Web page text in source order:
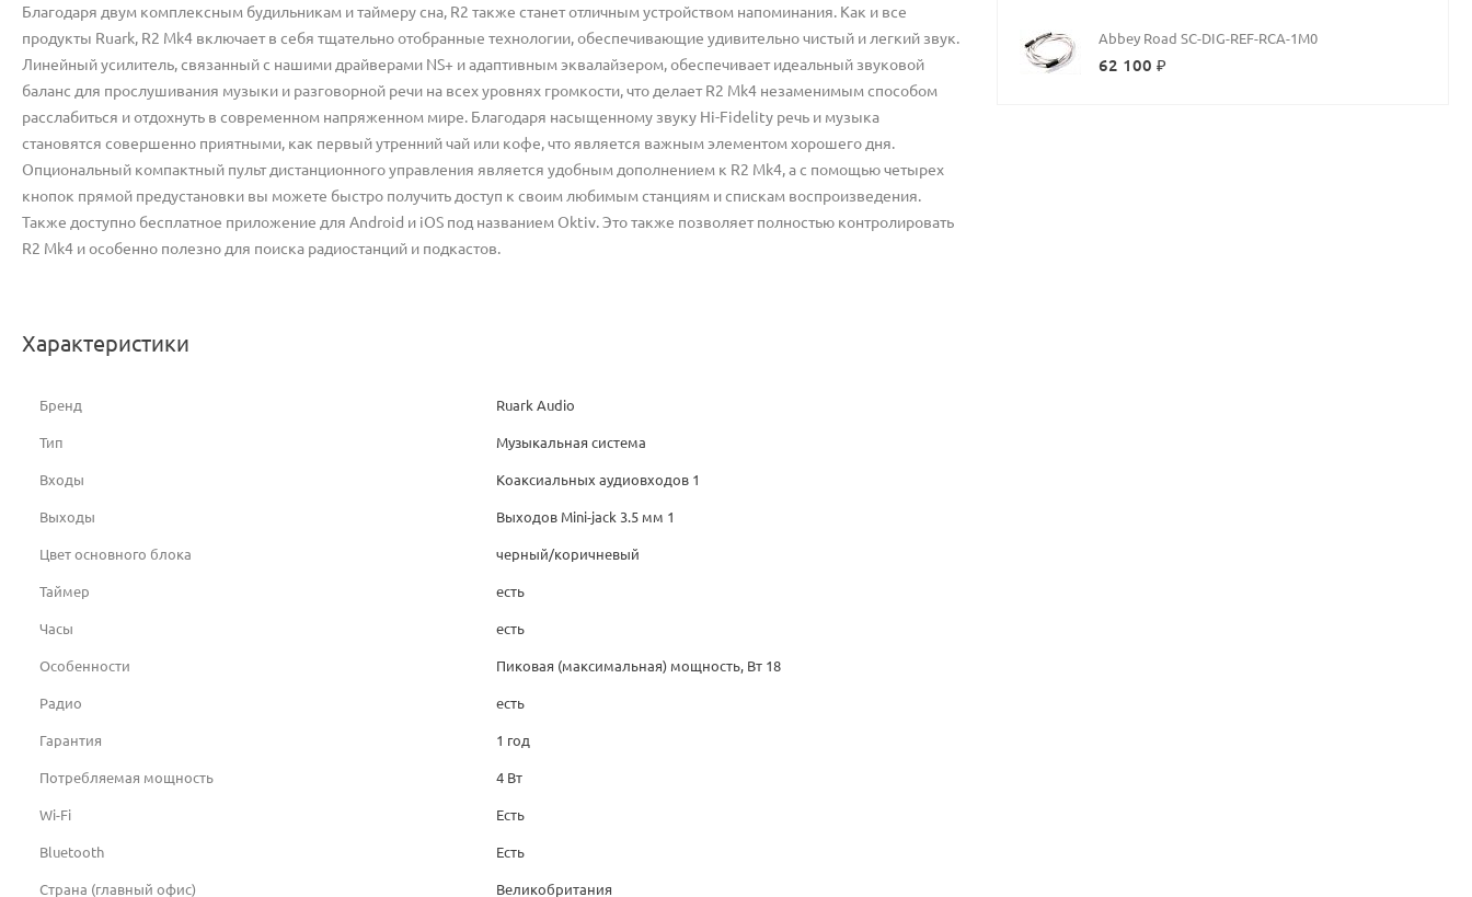
Благодаря двум комплексным будильникам и таймеру сна, R2 также станет отличным устройством напоминания. Как и все
продукты Ruark, R2 Mk4 включает в себя тщательно отобранные технологии, обеспечивающие удивительно чистый и легкий звук.
Линейный усилитель, связанный с нашими драйверами NS+ и адаптивным эквалайзером, обеспечивает идеальный звуковой
баланс для прослушивания музыки и разговорной речи на всех уровнях громкости, что делает R2 Mk4 незаменимым способом
расслабиться и отдохнуть в современном напряженном мире. Благодаря насыщенному звуку Hi-Fidelity речь и музыка
становятся совершенно приятными, как первый утренний чай или кофе, что является важным элементом хорошего дня.
Опциональный компактный пульт дистанционного управления является удобным дополнением к R2 Mk4, а с помощью четырех
кнопок прямой предустановки вы можете быстро получить доступ к своим любимым станциям и спискам воспроизведения.
Также доступно бесплатное приложение для Android и iOS под названием Oktiv. Это также позволяет полностью контролировать
R2 Mk4 и особенно полезно для поиска радиостанций и подкастов.
Характеристики
Бренд Ruark Audio
Тип Музыкальная система
Входы Коаксиальных аудиовходов 1
Выходы Выходов Mini-jack 3.5 мм 1
Цвет основного блока черный/коричневый
Таймер есть
Часы есть
Особенности Пиковая (максимальная) мощность, Вт 18
Радио есть
Гарантия 1 год
Потребляемая мощность 4 Вт
Wi-Fi Есть
Bluetooth Есть
Страна (главный офис) Великобритания
Abbey Road SC-DIG-REF-RCA-1M0
62 100 ₽